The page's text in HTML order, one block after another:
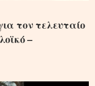
τον τελευταίο
–